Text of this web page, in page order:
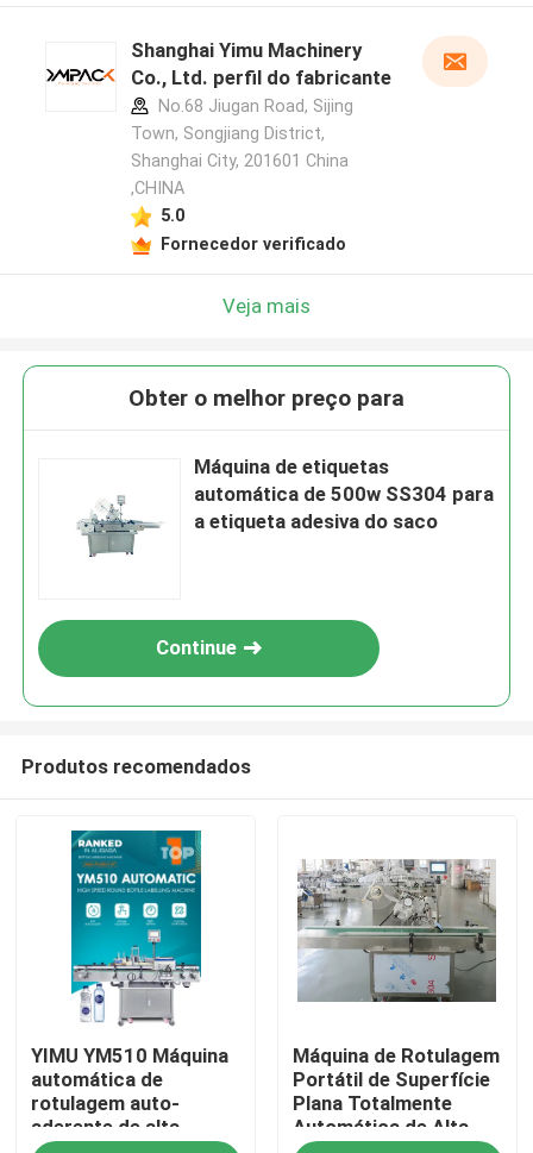
Casa
Produtos
Vídeos
Shanghai Yimu Machinery
Co., Ltd. perfil do fabricante
No.68 Jiugan Road, Sijing
Town, Songjiang District,
Shanghai City, 201601 China
,CHINA
5.0
Fornecedor verificado
Veja mais
Obter o melhor preço para
Máquina de etiquetas
automática de 500w SS304 para
a etiqueta adesiva do saco
Continue
Produtos recomendados
YIMU YM510 Máquina
automática de
rotulagem auto-
aderente de alta
Máquina de Rotulagem
Portátil de Superfície
Plana Totalmente
Automática de Alta